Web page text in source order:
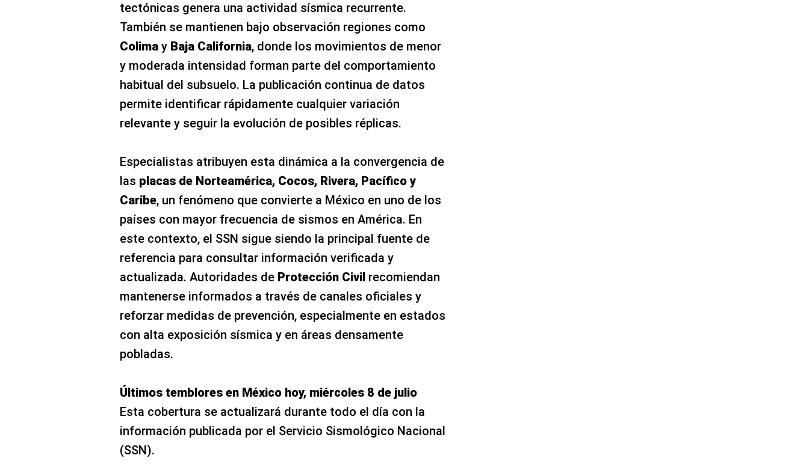
tectónicas genera una actividad sísmica recurrente.
También se mantienen bajo observación regiones como
Colimay Baja California, donde los movimientos de menor
y moderada intensidad forman parte del comportamiento
habitual del subsuelo. La publicación continua de datos
permite identificar rápidamente cualquier variación
relevante y seguir la evolución de posibles réplicas.
Especialistas atribuyen esta dinámica a la convergencia de
las placas de Norteamérica, Cocos, Rivera, Pacífico y
Caribe, un fenómeno que convierte a México en uno de los
países con mayor frecuencia de sismos en América. En
este contexto, el SSN sigue siendo la principal fuente de
referencia para consultar información verificada y
actualizada. Autoridades de Protección Civilrecomiendan
mantenerse informados a través de canales oficiales y
reforzar medidas de prevención, especialmente en estados
con alta exposición sísmica y en áreas densamente
pobladas.
Últimos temblores en México hoy, miércoles 8 de julio
Esta cobertura se actualizará durante todo el día con la
información publicada por el Servicio Sismológico Nacional
(SSN).